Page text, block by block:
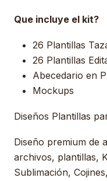
Que incluye el kit?
26 Plantillas
26 Plantillas
Abecedario en
Mockups
Diseños Plantillas
Diseño premium de
archivos, plantillas,
Sublimación,